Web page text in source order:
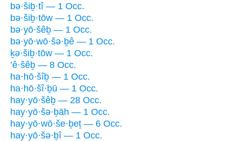
bə·šiḇ·tî — 1 Occ.
bə·šiḇ·tōw — 1 Occ.
bə·yō·šêḇ — 1 Occ.
bə·yō·wō·šə·ḇê — 1 Occ.
ḵə·šiḇ·tōw — 1 Occ.
’ê·šêḇ — 8 Occ.
ha·hō·šîḇ — 1 Occ.
ha·hō·šî·ḇū — 1 Occ.
hay·yō·šêḇ — 28 Occ.
hay·yō·šə·ḇāh — 1 Occ.
hay·yō·wō·še·ḇeṯ — 6 Occ.
hay·yō·šə·ḇî — 1 Occ.